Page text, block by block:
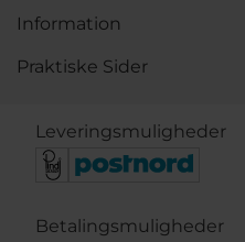
Information
Praktiske Sider
Leveringsmuligheder
Betalingsmuligheder